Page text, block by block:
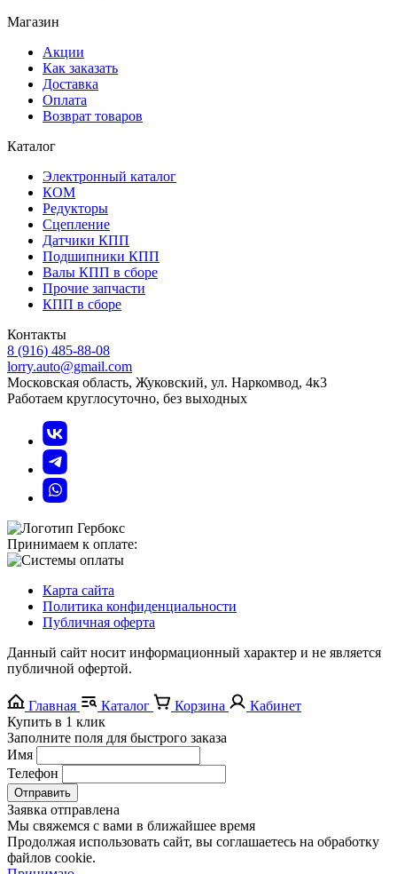
Магазин
Акции
Как заказать
Доставка
Оплата
Возврат товаров
Каталог
Электронный каталог
КОМ
Редукторы
Сцепление
Датчики КПП
Подшипники КПП
Валы КПП в сборе
Прочие запчасти
КПП в сборе
Контакты
8 (916) 485-88-08
lorry.auto@gmail.com
Московская область, Жуковский, ул. Наркомвод, 4к3
Работаем круглосуточно, без выходных
Принимаем к оплате:
Карта сайта
Политика конфиденциальности
Публичная оферта
Данный сайт носит информационный характер и не является
публичной офертой.
Главная Каталог Корзина
Кабинет
Купить в 1 клик
Заполните поля для быстрого заказа
Имя
Телефон
Отправить
Заявка отправлена
Мы свяжемся с вами в ближайшее время
Продолжая использовать сайт, вы соглашаетесь на обработку
файлов cookie.